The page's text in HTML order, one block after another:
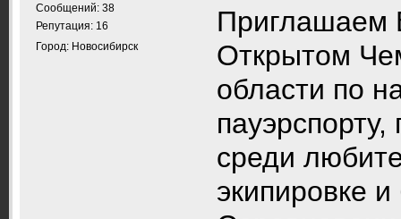
Сообщений: 38
Репутация: 16
Город: Новосибирск
Приглашаем
Открытом
области по
среди
экипировке и